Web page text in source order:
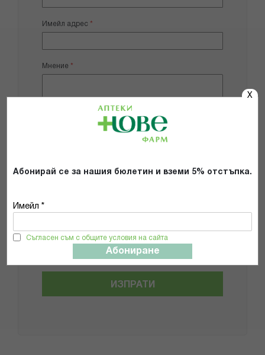
X
Абонирай се за нашия бюлетин и вземи 5% отстъпка.
Имейл *
Съгласен съм с общите условия на сайта
Абониране
Имейл адрес
Мнение
Общите условия и политиката за
поверителност *
ИЗПРАТИ